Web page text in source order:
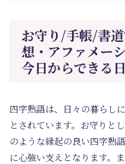
お守り/手帳/書
想・アファメー
今日からできる
四字熟語は、日々の暮らし
とされています。お守りと
のような縁起の良い四字熟
に心強い支えとなります。